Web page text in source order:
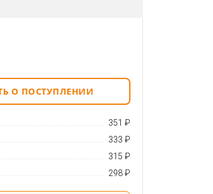
О ПОСТУПЛЕНИИ
351 ₽
333 ₽
315 ₽
298 ₽